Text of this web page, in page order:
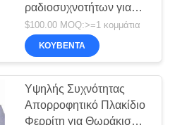
30
ραδιοσυχνοτήτων για
αίθουσα προστασίας
ραδιοσυχνοτήτων
$100.00 MOQ:>=1 κομμάτια
ΚΟΥΒΈΝΤΑ
Υψηλής Συχνότητας
Απορροφητικό Πλακίδιο
Φερρίτη για Θωράκιση